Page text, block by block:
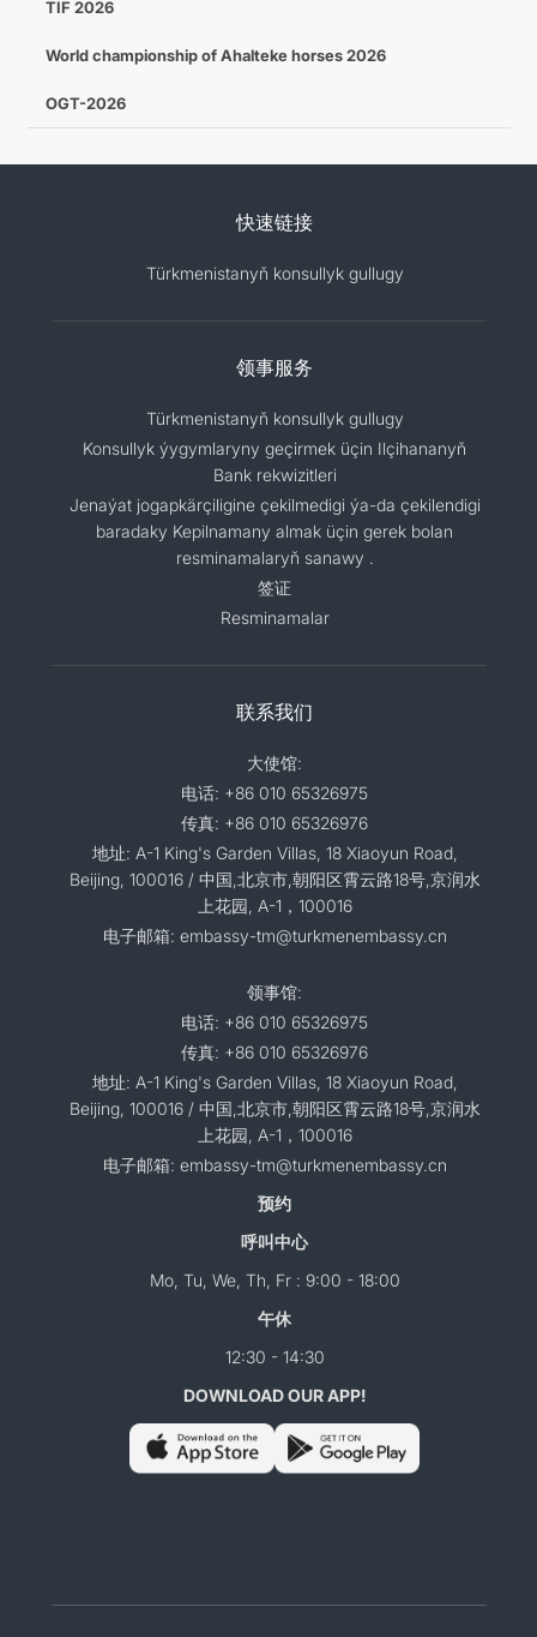
TIF 2026
World championship of Ahalteke horses 2026
OGT-2026
快速链接
Türkmenistanyň konsullyk gullugy
领事服务
Türkmenistanyň konsullyk gullugy
Konsullyk ýygymlaryny geçirmek üçin Ilçihananyň
Bank rekwizitleri
Jenaýat jogapkärçiligine çekilmedigi ýa-da çekilendigi
baradaky Kepilnamany almak üçin gerek bolan
resminamalaryň sanawy .
签证
Resminamalar
联系我们
大使馆:
电话: +86 010 65326975
传真: +86 010 65326976
地址: A-1 King's Garden Villas, 18 Xiaoyun Road,
Beijing, 100016 / 中国,北京市,朝阳区霄云路18号,京润水
上花园, A-1，100016
电子邮箱: embassy-tm@turkmenembassy.cn
领事馆:
电话: +86 010 65326975
传真: +86 010 65326976
地址: A-1 King's Garden Villas, 18 Xiaoyun Road,
Beijing, 100016 / 中国,北京市,朝阳区霄云路18号,京润水
上花园, A-1，100016
电子邮箱: embassy-tm@turkmenembassy.cn
预约
呼叫中心
Mo, Tu, We, Th, Fr : 9:00 - 18:00
午休
12:30 - 14:30
DOWNLOAD OUR APP!